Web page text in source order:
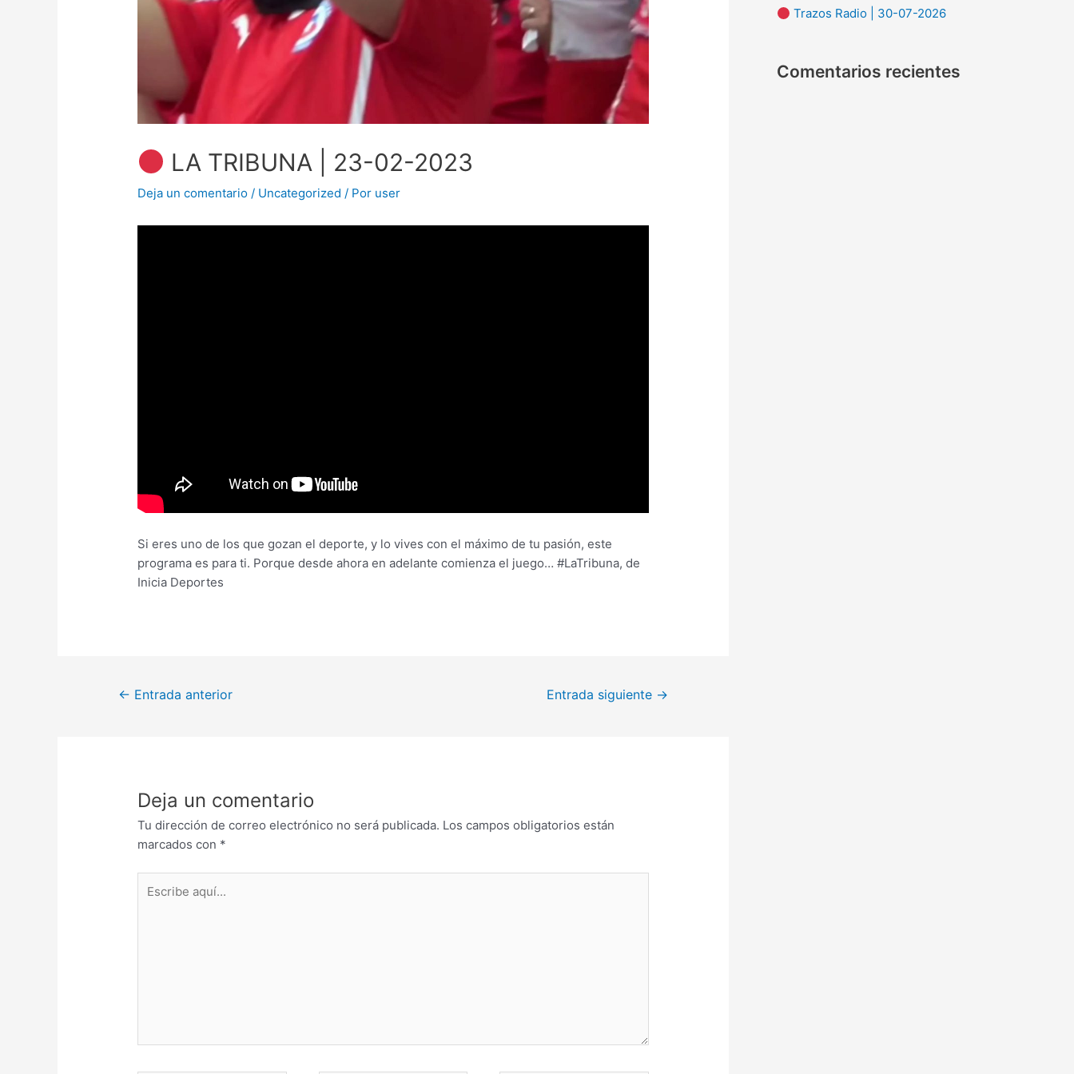
LA TRIBUNA | 23-02-2023
Deja un comentario / Uncategorized / Por user
Si eres uno de los que gozan el deporte, y lo vives con el máximo de tu pasión, este
programa es para ti. Porque desde ahora en adelante comienza el juego… #LaTribuna, de
Inicia Deportes
← Entrada anterior Entrada siguiente →
Deja un comentario
Tu dirección de correo electrónico no será publicada. Los campos obligatorios están
marcados con *
aquí...
:
Trazos Radio | 30-07-2026
Comentarios recientes